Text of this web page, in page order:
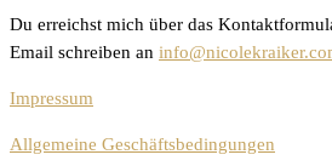
Du erreichst mich über das
Email schreiben an
Impressum
Allgemeine Geschäftsbedingungen